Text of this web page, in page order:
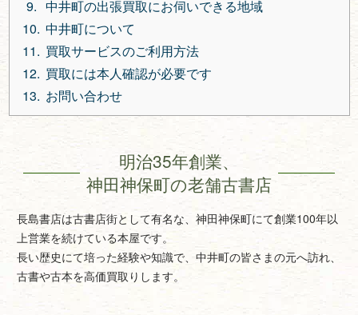
中井町の出張買取にお伺いできる地域
中井町について
買取サービスのご利用方法
買取には本人確認が必要です
お問い合わせ
明治35年創業、
神田神保町の老舗古書店
長島書店は古書店街として有名な、神田神保町にて創業100年以
上営業を続けている本屋です。
長い歴史にて培った経験や知識で、中井町の皆さまの元へ訪れ、
古書や古本を高価買取りします。